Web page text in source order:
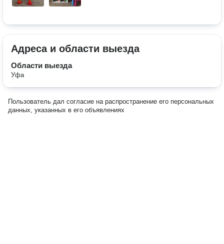
Адреса и области выезда
Области выезда
Уфа
Пользователь дал согласие на распространение его персональных
данных, указанных в его объявлениях